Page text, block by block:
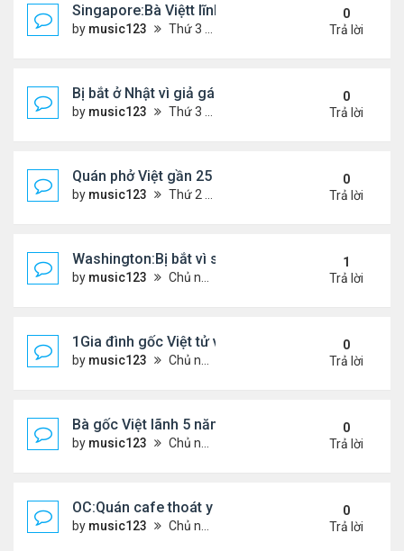
Singapore:Bà Việtt lĩnh án tù vì tội đa phu
by music123 Thứ 3 Tháng 3 03, 2026 5:39 pm
0
Trả lời
Bị bắt ở Nhật vì giả gái lừa 28 đàn ông...
by music123 Thứ 3 Tháng 3 03, 2026 5:36 pm
0
Trả lời
Quán phở Việt gần 25 năm giữ chân thực khách
by music123 Thứ 2 Tháng 3 02, 2026 3:52 pm
0
Trả lời
Washington:Bị bắt vì sát hại mẹ ruột
by music123 Chủ nhật Tháng 3 01, 2026 6:24 pm
1
Trả lời
1Gia đình gốc Việt tử vong ở Mỹ
by music123 Chủ nhật Tháng 3 01, 2026 6:26 pm
0
Trả lời
Bà gốc Việt lãnh 5 năm tù vì đe dọa đánh bom
by music123 Chủ nhật Tháng 2 22, 2026 5:53 pm
0
Trả lời
OC:Quán cafe thoát y của gốc Việt bị Cảnh sát
by music123 Chủ nhật Tháng 2 22, 2026 5:45 pm
0
Trả lời